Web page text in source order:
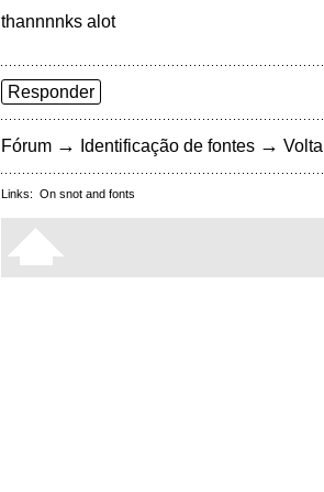
thannnnks alot
Responder
Fórum → Identificação de fontes →
Links: On snot and fonts